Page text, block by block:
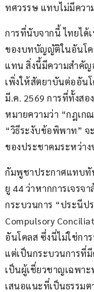
ทศวรรษ แทบไม่มีควา
การที่นับจากนี้ ไทยได้
ของบทบัญญัติในอันโค
แทน สิ่งนี้มีความสำคัญ
เพิ่งให้สัตยาบันต่ออัน
มี.ค. 2569 การที่ทั้งสอ
หมายความว่า “กฎเก
“วิธีระงับข้อพิพาท” จ
ของประชาคมระหว่าง
กัมพูชาประกาศแทบทั
ยู 44 ว่าหากการเจรจ
กระบวนการ “ประนี
Compulsory
อันโคลส ซึ่งนี่ไม่ใช่ก
แต่เป็นกระบวนการที่
เป็นผู้เชี่ยวชาญเฉพา
เสนอแนะที่เป็นธรรม